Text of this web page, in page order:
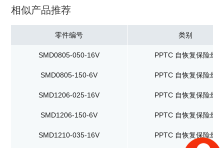
相似产品推荐
零件编号 类别
SMD0805-050-16V PPTC 自恢复保险丝
SMD0805-150-6V PPTC 自恢复保险丝
SMD1206-025-16V PPTC 自恢复保险丝
SMD1206-150-6V PPTC 自恢复保险丝
SMD1210-035-16V PPTC 自恢复保险丝